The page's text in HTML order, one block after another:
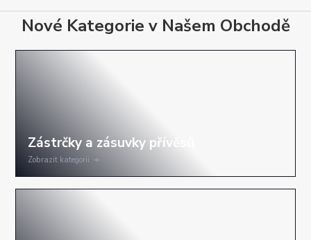
Nové Kategorie v Našem Obchodě
Zobrazit kategorii